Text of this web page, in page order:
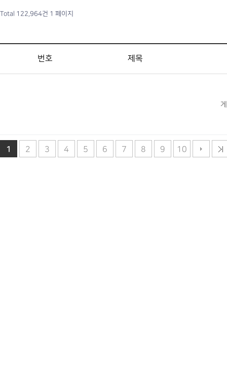
Total 122,964건 1 페이지
번호 제목
1 2 3 4 5 6 7 8 9 10